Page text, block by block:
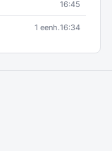
16:45
1 eenh.16:34